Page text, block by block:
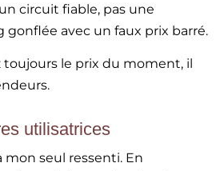
circuit fiable, pas une
avec un faux prix barré.
toujours le prix du moment, il
utilisatrices
mon seul ressenti. En